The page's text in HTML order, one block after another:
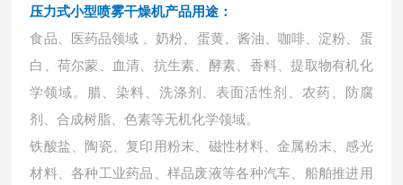
压力式小型喷雾干燥机产品用途：
食品、医药品领域 、奶粉、蛋黄、酱油、咖啡、淀粉、蛋
白、荷尔蒙、血清、抗生素、酵素、香料、提取物有机化
学领域。
腊、染料、洗涤剂、表面活性剂、农药、防腐
剂、合成树脂、色素等无机化学领域。
铁酸盐、陶瓷、复印用粉末、磁性材料、金属粉末、感光
材料、各种工业药品、样品废液等各种汽车、船舶推进用